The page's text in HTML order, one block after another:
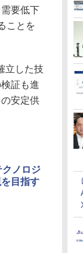
要低下
ことを
立した技
証も進
安定供
ノロジ
目指す